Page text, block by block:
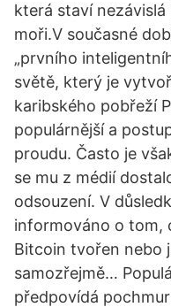
která staví
moři.V současné
„prvního
světě, který je
karibského pobřeží
populárnější a
proudu. Často je
se mu z médií
odsouzení. V
informováno o tom,
Bitcoin tvořen nebo
samozřejmě…
předpovídá